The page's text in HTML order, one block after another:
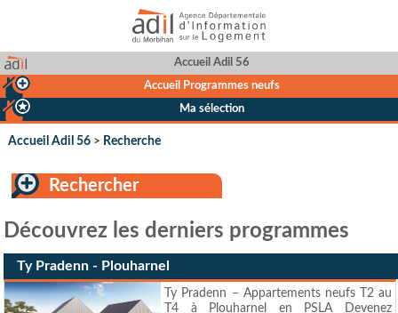
Accueil Adil 56
Accueil Programmes neufs
Ma sélection
Accueil Adil 56> Recherche
Rechercher
Découvrez les derniers programmes
Ty Pradenn - Plouharnel
Ty Pradenn – Appartements neufs T2 au
T4 à Plouharnel en PSLA Devenez